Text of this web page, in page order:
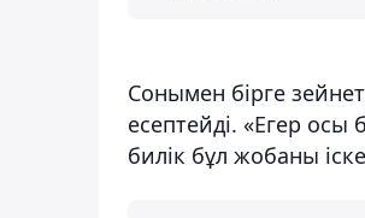
Сонымен бірге
есептейді. «Егер
билік бұл жобаны